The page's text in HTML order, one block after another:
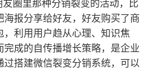
圈里那种分销裂变的活动，比
报分享给好友，好友购买了商
利用用户趋从心理、知识焦
成的自传播增长策略，是企业
过搭建微信裂变分销系统，可以